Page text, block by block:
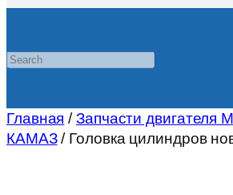
Search
Главная /Запчасти двигателя
КАМАЗ/ Головка цилиндров